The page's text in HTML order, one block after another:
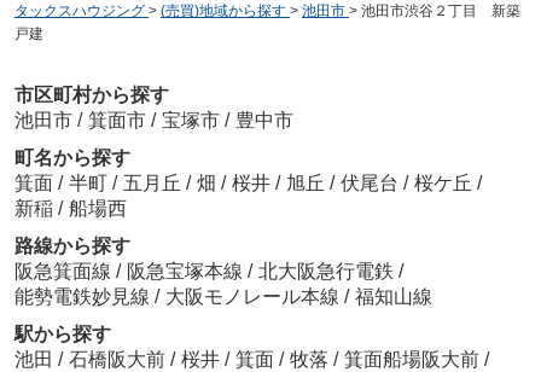
タックスハウジング > (売買)地域から探す > 池田市 > 池田市渋谷２丁目 新築
戸建
市区町村から探す
池田市 / 箕面市 / 宝塚市 / 豊中市
町名から探す
箕面 / 半町 / 五月丘 / 畑 / 桜井 / 旭丘 / 伏尾台 / 桜ケ丘 /
新稲 / 船場西
路線から探す
阪急箕面線 / 阪急宝塚本線 / 北大阪急行電鉄 /
能勢電鉄妙見線 / 大阪モノレール本線 / 福知山線
駅から探す
池田 / 石橋阪大前 / 桜井 / 箕面 / 牧落 / 箕面船場阪大前 /